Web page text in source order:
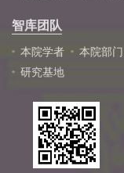
智库团队
本院学者 本院部
研究基地